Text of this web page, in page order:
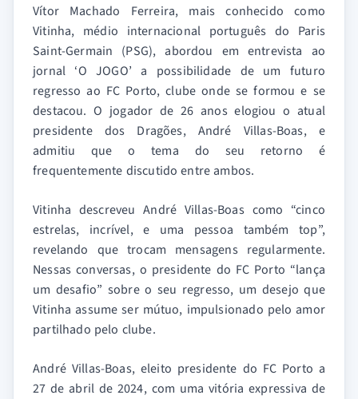
Vítor Machado Ferreira, mais conhecido como
Vitinha, médio internacional português do Paris
Saint-Germain (PSG), abordou em entrevista ao
jornal ‘O JOGO’ a possibilidade de um futuro
regresso ao FC Porto, clube onde se formou e se
destacou. O jogador de 26 anos elogiou o atual
presidente dos Dragões, André Villas-Boas, e
admitiu que o tema do seu retorno é
frequentemente discutido entre ambos.
Vitinha descreveu André Villas-Boas como “cinco
estrelas, incrível, e uma pessoa também top”,
revelando que trocam mensagens regularmente.
Nessas conversas, o presidente do FC Porto “lança
um desafio” sobre o seu regresso, um desejo que
Vitinha assume ser mútuo, impulsionado pelo amor
partilhado pelo clube.
André Villas-Boas, eleito presidente do FC Porto a
27 de abril de 2024, com uma vitória expressiva de